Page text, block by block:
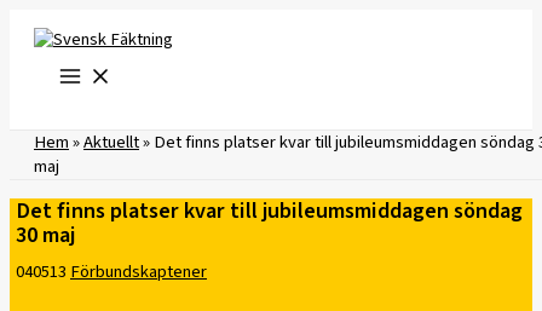
innehåll
Hem»Aktuellt»Det finns platser kvar till jubileumsmiddagen söndag
maj
Det finns platser kvar till jubileumsmiddagen söndag
30 maj
040513Förbundskaptener